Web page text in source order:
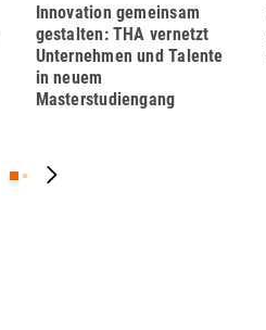
Innovation gemeinsam
gestalten: THA vernetzt
Unternehmen und Talente
in neuem
Masterstudiengang